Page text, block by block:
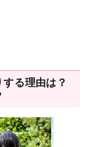
る理由は？